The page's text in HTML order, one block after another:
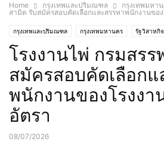
Home กรุงเทพและปริมณฑล กรุงเทพมหา
สามิต รับสมัครสอบคัดเลือกและสรรหาพนักงานของ
กรุงเทพและปริมณฑล กรุงเทพมหานคร รัฐวิสาหกิจ
โรงงานไพ่ กรมสร
สมัครสอบคัดเลือกแ
พนักงานของโรงงา
อัตรา
08/07/2026